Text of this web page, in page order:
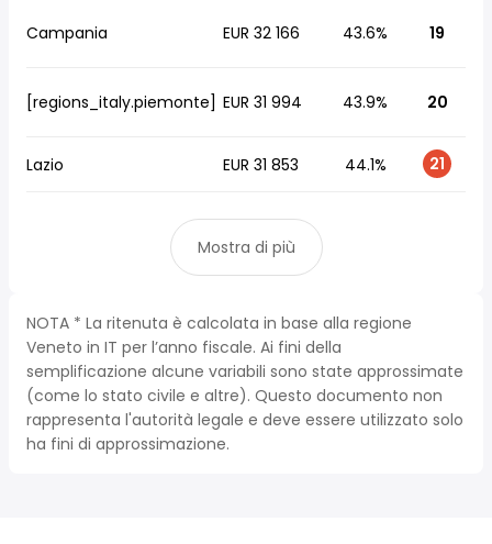
Campania EUR 32 166 43.6% 19
[regions_italy.piemonte] EUR 31 994 43.9% 20
Lazio EUR 31 853 44.1% 21
Mostra di più
NOTA * La ritenuta è calcolata in base alla regione
Veneto in IT per l’anno fiscale. Ai fini della
semplificazione alcune variabili sono state approssimate
(come lo stato civile e altre). Questo documento non
rappresenta l'autorità legale e deve essere utilizzato solo
ha fini di approssimazione.